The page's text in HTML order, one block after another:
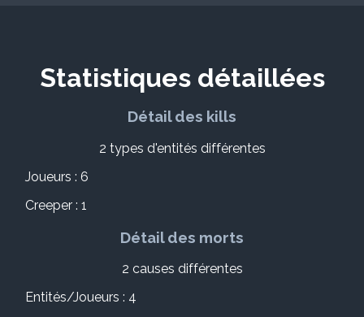
Statistiques détaillées
Détail des kills
2 types d'entités différentes
Joueurs : 6
Creeper : 1
Détail des morts
2 causes différentes
Entités/Joueurs : 4